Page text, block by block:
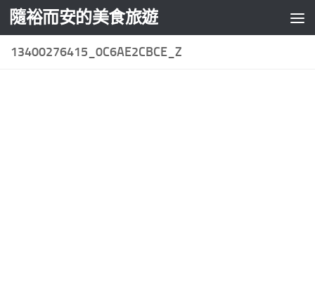
Skip to content
隨裕而安的美食旅遊
13400276415_0C6AE2CBCE_Z